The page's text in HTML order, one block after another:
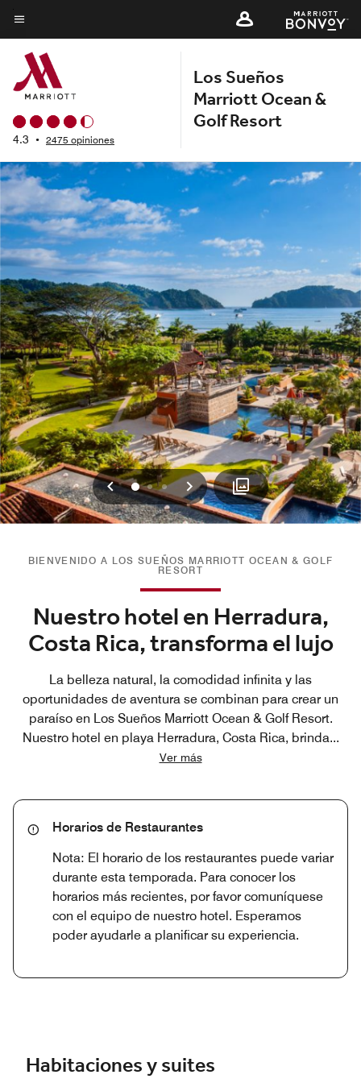
Skip
to
main
content
Texto del menú
4.3 • 2475 opiniones
Los Sueños
Marriott Ocean &
Golf Resort
Anterior
012 Siguiente
BIENVENIDO A LOS SUEÑOS MARRIOTT OCEAN & GOLF
RESORT
Nuestro hotel en Herradura,
Costa Rica, transforma el lujo
La belleza natural, la comodidad infinita y las
oportunidades de aventura se combinan para crear un
paraíso en Los Sueños Marriott Ocean & Golf Resort.
Nuestro hotel en playa Herradura, Costa Rica, brinda...
Ver más
Horarios de Restaurantes
Nota: El horario de los restaurantes puede variar
durante esta temporada. Para conocer los
horarios más recientes, por favor comuníquese
con el equipo de nuestro hotel. Esperamos
poder ayudarle a planificar su experiencia.
Habitaciones y suites